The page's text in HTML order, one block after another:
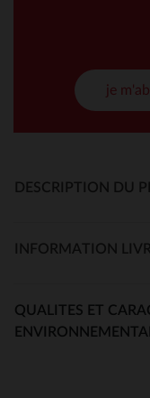
je
DESCRIPTION DU
INFORMATION
QUALITES ET